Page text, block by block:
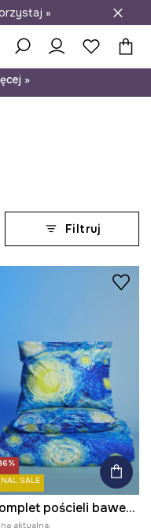
salonów
»
»
Filtruj
SALE
Komplet pościeli bawełnianej z kolekcji Eviva L'arte
aktualna: